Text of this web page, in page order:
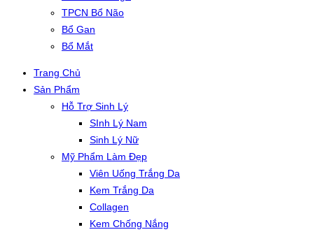
TPCN Bổ Não
Bổ Gan
Bổ Mắt
Trang Chủ
Sản Phẩm
Hỗ Trợ Sinh Lý
SInh Lý Nam
Sinh Lý Nữ
Mỹ Phẩm Làm Đẹp
Viên Uống Trắng Da
Kem Trắng Da
Collagen
Kem Chống Nắng